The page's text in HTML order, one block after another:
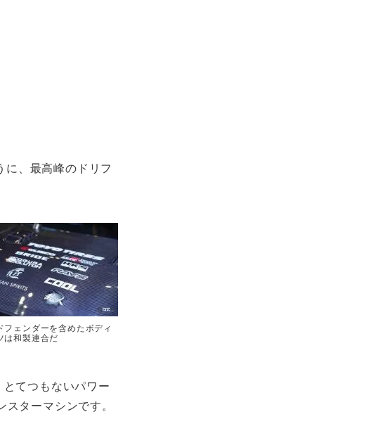
、最高峰のドリフ
フェンダーを含めたボディ
は和製連合だ
てつもないパワー
ターマシンです。